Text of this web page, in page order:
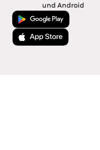
und Android
Jetzt bei Google Play
Laden im App Store